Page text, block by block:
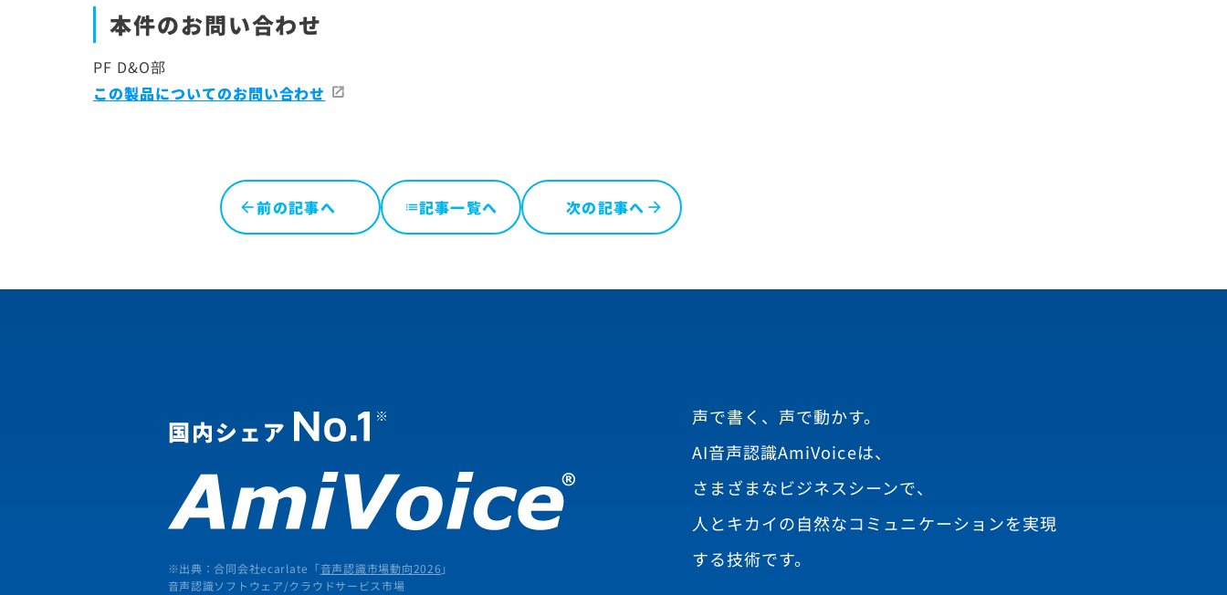
本件のお問い合わせ
PF D&O部
この製品についてのお問い合わせ
前の記事へ list記事一覧へ 次の記事へ
※出典：合同会社ecarlate「音声認識市場動向2026 」
音声認識ソフトウェア/クラウドサービス市場
声で書く、声で動かす。
AI音声認識AmiVoiceは、
さまざまなビジネスシーンで、
人とキカイの自然なコミュニケーションを実現
する技術です。